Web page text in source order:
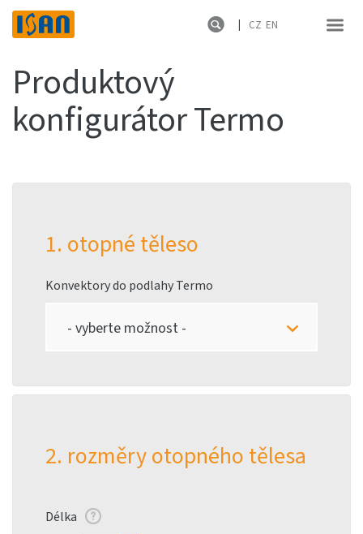
CZ EN
Produktový
konfigurátor Termo
1. otopné těleso
Konvektory do podlahyTermo
- vyberte možnost -
2. rozměry otopného tělesa
Délka